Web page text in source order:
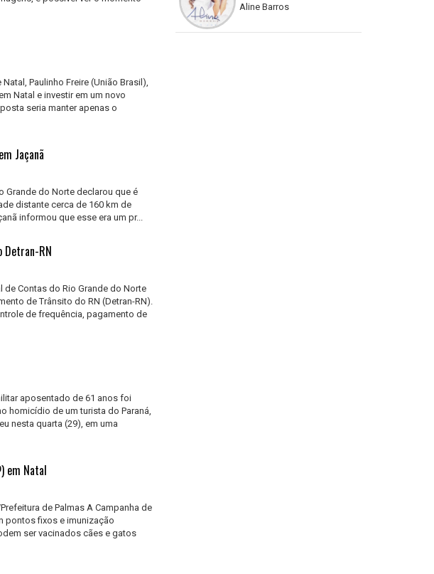
Paulinho Freire (União Brasil),
Natal e investir em um novo
seria manter apenas o
Jaçanã
Grande do Norte declarou que é
distante cerca de 160 km de
informou que esse era um pr...
RN
Contas do Rio Grande do Norte
de Trânsito do RN (Detran-RN).
de frequência, pagamento de
aposentado de 61 anos foi
homicídio de um turista do Paraná,
nesta quarta (29), em uma
em Natal
de Palmas A Campanha de
pontos fixos e imunização
ser vacinados cães e gatos
Aline Barros